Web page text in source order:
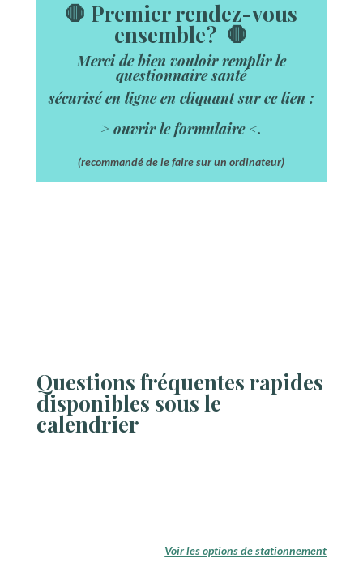
🛑 Premier rendez-vous
ensemble? 🛑
Merci de bien vouloir remplir le
questionnaire santé
sécurisé en ligne en cliquant sur ce lien :
>ouvrir le formulaire<.
(recommandé de le faire sur un ordinateur)
Questions fréquentes rapides
disponibles sous le
calendrier
Voir les options de stationnement